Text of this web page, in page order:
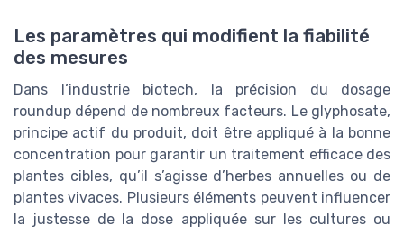
Les paramètres qui modifient la fiabilité
des mesures
Dans l’industrie biotech, la précision du dosage
roundup dépend de nombreux facteurs. Le glyphosate,
principe actif du produit, doit être appliqué à la bonne
concentration pour garantir un traitement efficace des
plantes cibles, qu’il s’agisse d’herbes annuelles ou de
plantes vivaces. Plusieurs éléments peuvent influencer
la justesse de la dose appliquée sur les cultures ou